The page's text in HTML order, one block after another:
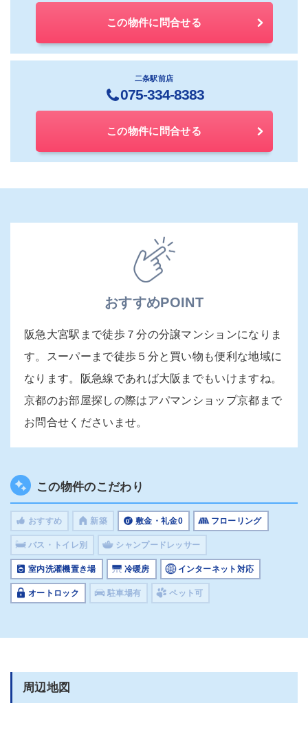
この物件に問合せる
二条駅前店
075-334-8383
この物件に問合せる
おすすめPOINT
阪急大宮駅まで徒歩７分の分譲マンションになりま
す。スーパーまで徒歩５分と買い物も便利な地域に
なります。阪急線であれば大阪までもいけますね。
京都のお部屋探しの際はアパマンショップ京都まで
お問合せくださいませ。
この物件のこだわり
おすすめ 新築 敷金・礼金0 フローリング
バス・トイレ別 シャンプードレッサー
室内洗濯機置き場 冷暖房 インターネット対応
オートロック 駐車場有 ペット可
周辺地図